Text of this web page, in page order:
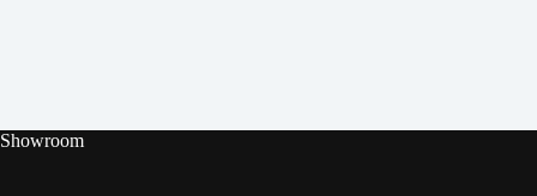
Showroom